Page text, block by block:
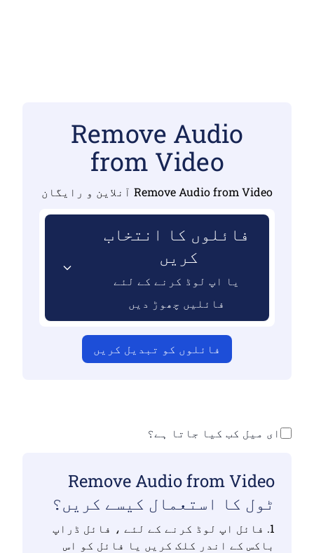
Remove Audio
from Video
Remove Audio from Video آنلاین و رایگان
فائلوں کا انتخاب
کریں
یا اپ لوڈ کرنے کے لئے
فائلیں چھوڑ دیں
فائلوں کو تبدیل کریں
ای میل کب کیا جاتا ہے؟
Remove Audio from Video
ٹول کا استعمال کیسے کریں؟
1. فائل اپ لوڈ کرنے کے لئے ، فائل ڈراپ
باکس کے اندر کلک کریں یا فائل کو اس